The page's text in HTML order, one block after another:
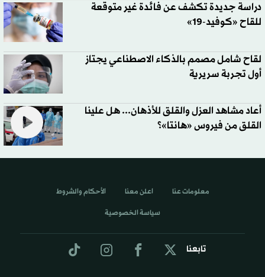
دراسة جديدة تكشف عن فائدة غير متوقعة
للقاح «كوفيد-19»
لقاح شامل مصمم بالذكاء الاصطناعي يجتاز
أول تجربة سريرية
أعاد مشاهد العزل والقلق للأذهان... هل علينا
القلق من فيروس «هانتا»؟
تابعنا
معلومات عنا اعلن معنا الأحكام والشروط
سياسة الخصوصية